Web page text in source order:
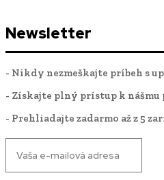
Newsletter
- Nikdy nezmeškajte príbeh s
- Získajte plný prístup k nášmu
- Prehliadajte zadarmo až z 5